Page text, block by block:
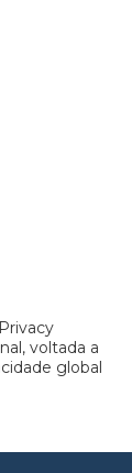
voltada a
global